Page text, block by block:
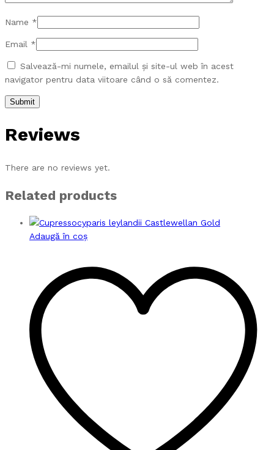
Name *
Email *
Salvează-mi numele, emailul și site-ul web în acest
navigator pentru data viitoare când o să comentez.
Reviews
There are no reviews yet.
Related products
Adaugă în coș